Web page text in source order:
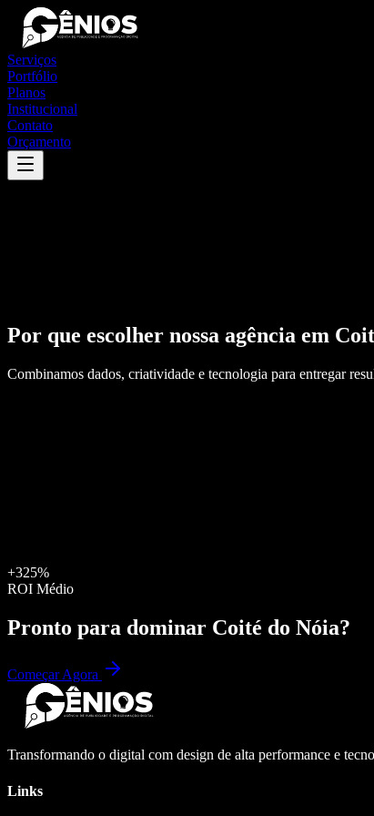
Serviços
Portfólio
Planos
Institucional
Contato
Orçamento
Por que escolher nossa agência em
Combinamos dados, criatividade e tecnologia para entregar
+325%
ROI Médio
Pronto para dominar Coité do Nóia?
Começar Agora
Transformando o digital com design de alta performance e
Links